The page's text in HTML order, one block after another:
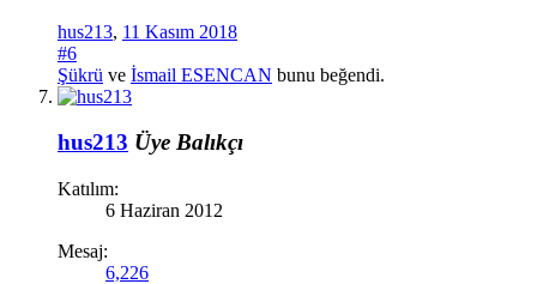
hus213, 11 Kasım 2018
#6
Şükrü ve İsmail ESENCAN bunu beğendi.
hus213 Üye Balıkçı
Katılım:
6 Haziran 2012
Mesaj:
6,226